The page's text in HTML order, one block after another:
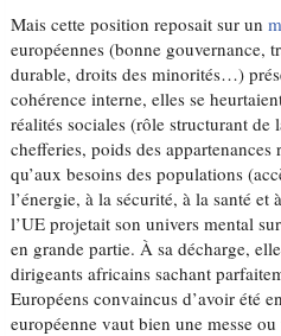
Mais cette position reposait sur un
européennes (bonne gouvernance,
durable, droits des minorités…)
cohérence interne, elles se
réalités sociales (rôle structurant de
chefferies, poids des
qu’aux besoins des populations
l’énergie, à la sécurité, à la santé
l’UE projetait son univers mental
en grande partie. À sa décharge,
dirigeants africains sachant
Européens convaincus d’avoir été
européenne vaut bien une messe